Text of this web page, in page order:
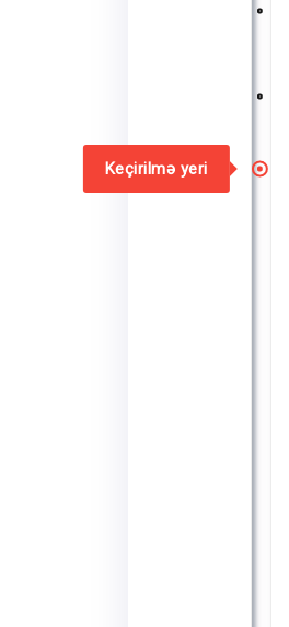
Keçirilmə yeri